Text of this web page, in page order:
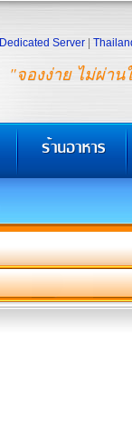
"จองง่าย ไม่ผ่าน
Dedicated Server